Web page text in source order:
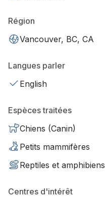
Région
Vancouver, BC, CA
Langues parler
English
Espèces traitées
Chiens (Canin)
Petits mammifères
Reptiles et amphibiens
Centres d'intérêt